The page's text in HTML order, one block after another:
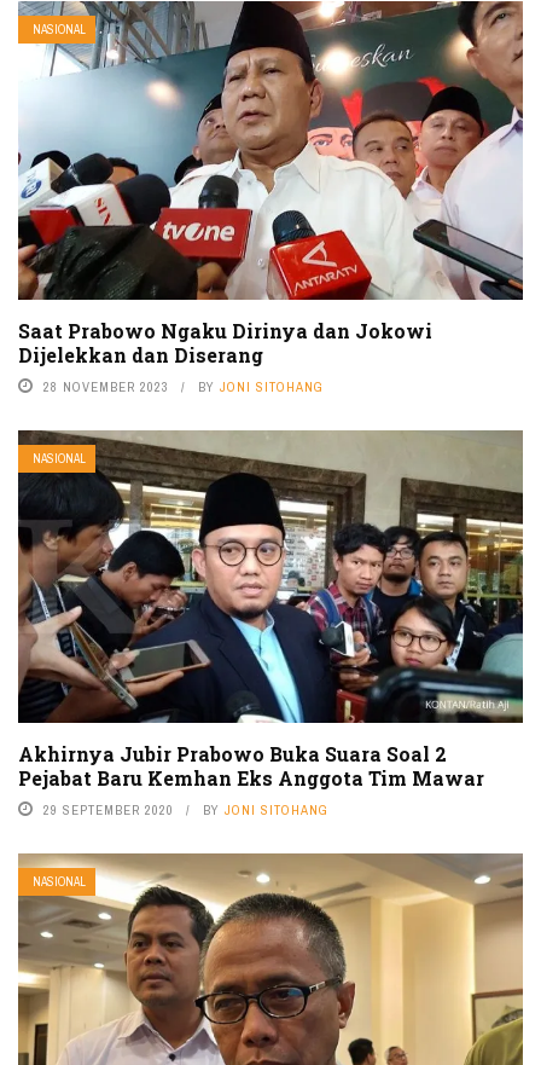
NASIONAL
Saat Prabowo Ngaku Dirinya dan Jokowi
Dijelekkan dan Diserang
28 NOVEMBER 2023 BY JONI SITOHANG
NASIONAL
Akhirnya Jubir Prabowo Buka Suara Soal 2
Pejabat Baru Kemhan Eks Anggota Tim Mawar
29 SEPTEMBER 2020 BY JONI SITOHANG
NASIONAL